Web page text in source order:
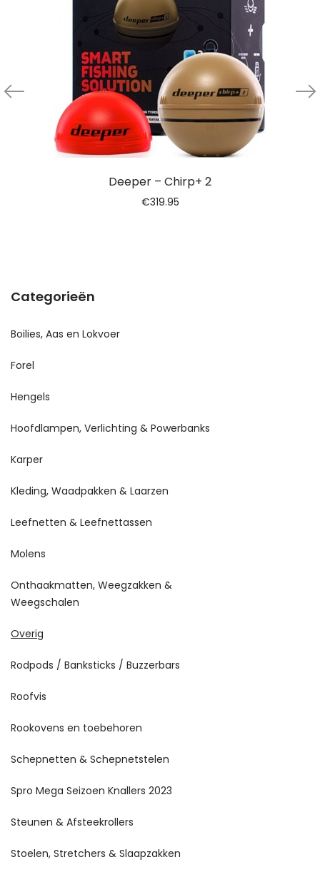
Deeper – Chirp+ 2
€319.95
Categorieën
Boilies, Aas en Lokvoer
Forel
Hengels
Hoofdlampen, Verlichting & Powerbanks
Karper
Kleding, Waadpakken & Laarzen
Leefnetten & Leefnettassen
Molens
Onthaakmatten, Weegzakken &
Weegschalen
Overig
Rodpods / Banksticks / Buzzerbars
Roofvis
Rookovens en toebehoren
Schepnetten & Schepnetstelen
Spro Mega Seizoen Knallers 2023
Steunen & Afsteekrollers
Stoelen, Stretchers & Slaapzakken